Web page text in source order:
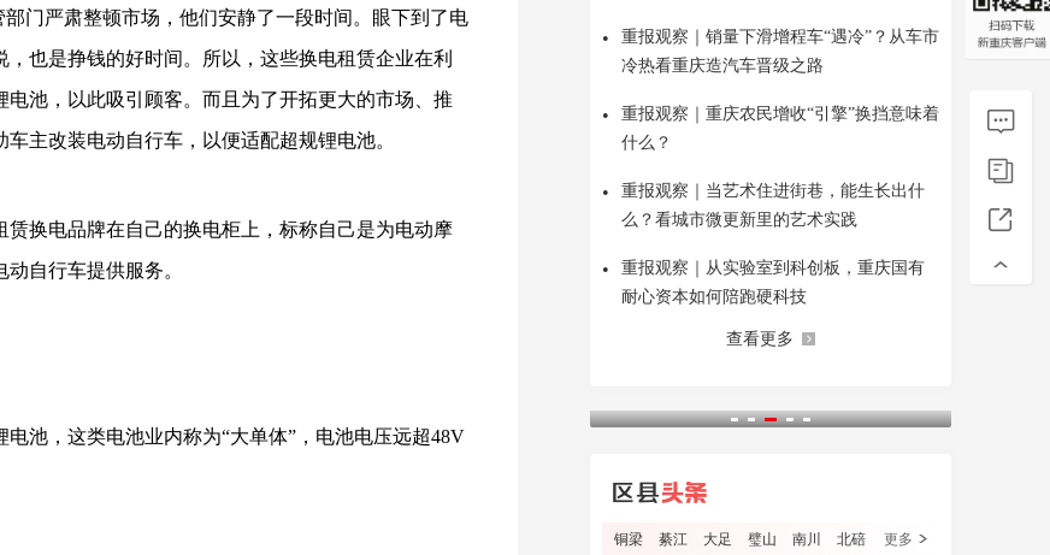
门严肃整顿市场，他们安静了一段时间。眼下到了电
也是挣钱的好时间。所以，这些换电租赁企业在利
池，以此吸引顾客。而且为了开拓更大的市场、推
主改装电动自行车，以便适配超规锂电池。
换电品牌在自己的换电柜上，标称自己是为电动摩
自行车提供服务。
池，这类电池业内称为“大单体”，电池电压远超48V
•
重报观察｜销量下滑增程车“遇冷”？从车市
冷热看重庆造汽车晋级之路
•
重报观察｜重庆农民增收“引擎”换挡意味着
什么？
•
重报观察｜当艺术住进街巷，能生长出什
么？看城市微更新里的艺术实践
•
重报观察｜从实验室到科创板，重庆国有
耐心资本如何陪跑硬科技
查看更多
铜梁 綦江 大足 璧山 南川 北碚 更多